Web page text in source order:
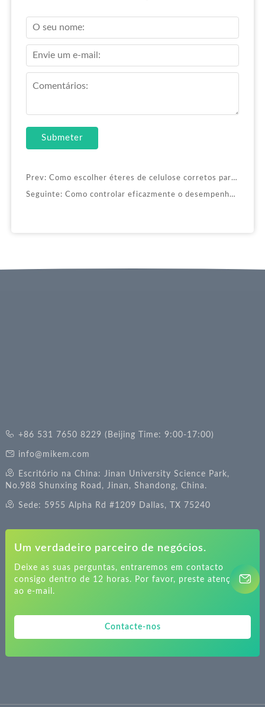
Submeter
Prev: Como escolher éteres de celulose corretos para pós de massa？
Seguinte: Como controlar eficazmente o desempenho dos éteres de celulose em produtos de cimento?
+86 531 7650 8229 (Beijing Time: 9:00-17:00)
info@mikem.com
Escritório na China: Jinan University Science Park,
No.988 Shunxing Road, Jinan, Shandong, China.
Sede: 5955 Alpha Rd #1209 Dallas, TX 75240
Um verdadeiro parceiro de negócios.
Deixe as suas perguntas, entraremos em contacto
consigo dentro de 12 horas. Por favor, preste atenção
ao e-mail.
Contacte-nos